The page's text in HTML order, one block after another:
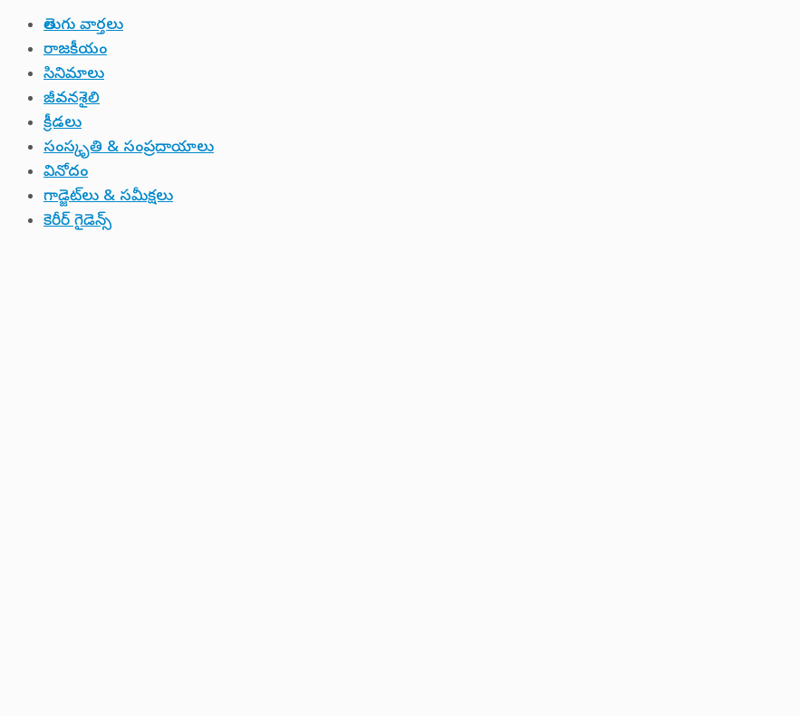
తెలుగు వార్తలు
రాజకీయం
సినిమాలు
జీవనశైలి
క్రీడలు
సంస్కృతి & సంప్రదాయాలు
వినోదం
గాడ్జెట్‌లు & సమీక్షలు
కెరీర్ గైడెన్స్